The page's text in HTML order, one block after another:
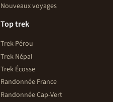
Nouveaux voyages
Top trek
Trek Pérou
Trek Népal
Trek Écosse
Randonnée France
Randonnée Cap-Vert